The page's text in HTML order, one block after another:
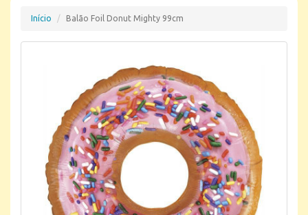
Início Balão Foil Donut Mighty 99cm